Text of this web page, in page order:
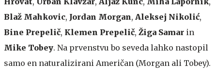
Blaž Mahkovic, Jordan Morgan, Aleksej Nikolić,
Bine Prepelič, Klemen Prepelič, Žiga Samar in
Mike Tobey. Na prvenstvu bo seveda lahko nastopil
samo en naturalizirani Američan (Morgan ali Tobey).